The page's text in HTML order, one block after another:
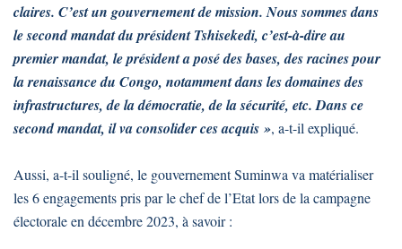
claires. C’est un gouvernement de mission. Nous sommes dans
le second mandat du président Tshisekedi, c’est-à-dire au
premier mandat, le président a posé des bases, des racines pour
la renaissance du Congo, notamment dans les domaines des
infrastructures, de la démocratie, de la sécurité, etc. Dans ce
second mandat, il va consolider ces acquis », a-t-il expliqué.
Aussi, a-t-il souligné, le gouvernement Suminwa va matérialiser
les 6 engagements pris par le chef de l’Etat lors de la campagne
électorale en décembre 2023, à savoir :